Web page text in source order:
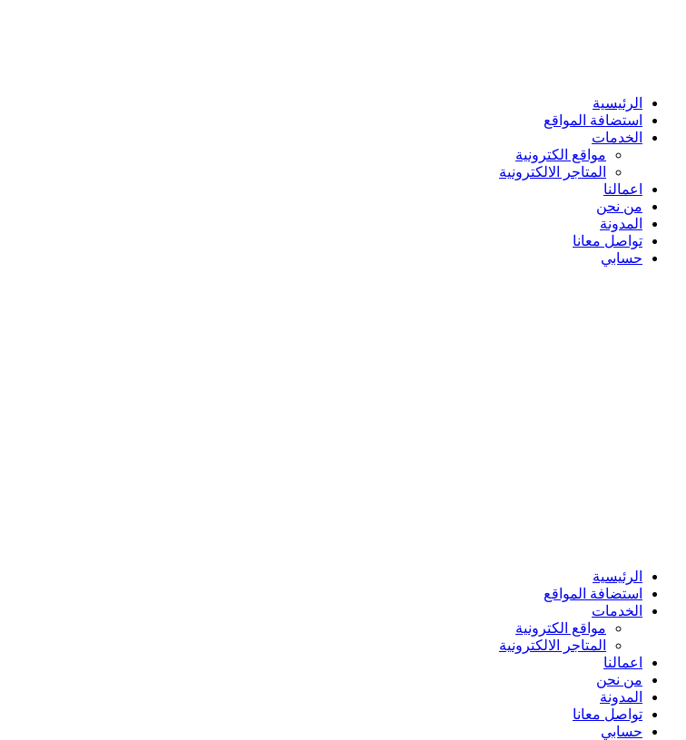
الرئيسية
استضافة المواقع
الخدمات
مواقع الكترونية
المتاجر الالكترونية
اعمالنا
من نحن
المدونة
تواصل معانا
حسابي
الرئيسية
استضافة المواقع
الخدمات
مواقع الكترونية
المتاجر الالكترونية
اعمالنا
من نحن
المدونة
تواصل معانا
حسابي